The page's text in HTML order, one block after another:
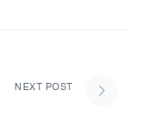
NEXT POST